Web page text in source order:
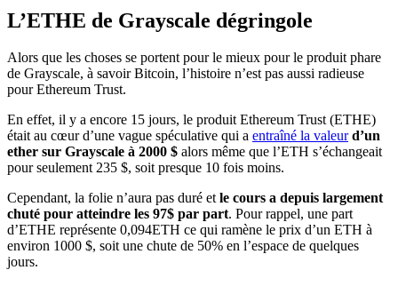
L’ETHE de Grayscale dégringole
Alors que les choses se portent pour le mieux pour le produit phare
de Grayscale, à savoir Bitcoin, l’histoire n’est pas aussi radieuse
pour Ethereum Trust.
En effet, il y a encore 15 jours, le produit Ethereum Trust (ETHE)
était au cœur d’une vague spéculative qui a entraîné la valeur d’un
ether sur Grayscale à 2000 $ alors même que l’ETH s’échangeait
pour seulement 235 $, soit presque 10 fois moins.
Cependant, la folie n’aura pas duré etle cours a depuis largement
chuté pour atteindre les 97$ par part. Pour rappel, une part
d’ETHE représente 0,094ETH ce qui ramène le prix d’un ETH à
environ 1000 $, soit une chute de 50% en l’espace de quelques
jours.